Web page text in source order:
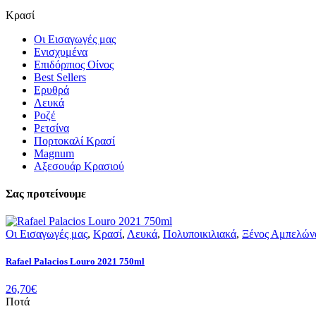
Κρασί
Οι Εισαγωγές μας
Ενισχυμένα
Επιδόρπιος Οίνος
Best Sellers
Ερυθρά
Λευκά
Ροζέ
Ρετσίνα
Πορτοκαλί Κρασί
Magnum
Αξεσουάρ Κρασιού
Σας προτείνουμε
Οι Εισαγωγές μας, Κρασί, Λευκά, Πολυποικιλιακά, Ξένος
Rafael Palacios Louro 2021 750ml
26,70€
Ποτά